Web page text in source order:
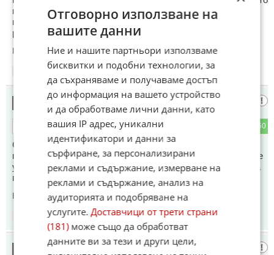
нея! Завъртачи на болтове и гайки, и продавачки - колкото
щеш. И този НПО тиквеник няма да свърши нейната
работа, но знае, че българите трябва да се държат бедни!
Коментиран от#16,#25,#26,#101
11.05.2026
Да се възстановят
50
ОТГОВОР
Строителни войски,ГУСВ,там служиха малцинствата и
получаваха ,занаят и работа,а българската армия строеше
ударно върху българска земя.Сега може пак да строи и да
прави дъмпинг на строителната мафия.
Коментиран от#14
11.05.2026
Град Козлодуй
Отговорно използване на
вашите данни
Ние и нашите партньори използваме
бисквитки и подобни технологии, за
да съхраняваме и получаваме достъп
до информация на вашето устройство
и да обработваме лични данни, като
вашия IP адрес, уникални
идентификатори и данни за
сърфиране, за персонализирани
реклами и съдържание, измерване на
реклами и съдържание, анализ на
аудиторията и подобряване на
услугите.Доставчици от трети страни
(181)може също да обработват
данните ви за тези и други цели,